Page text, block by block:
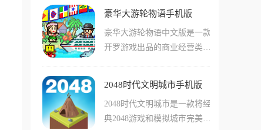
团、统治及剧本四大模式下的
者，需要经营自己的店铺并招
待前来就餐的顾客。游戏设计
了烹饪、建造等多种任务，提
可解锁的12个独立假期，还可
饰自己的商店。玩家需要为客
户制作各种口味的卷饼，例如
豪华大游轮物语手机版
豪华大游轮物语中文版是一款
开罗游戏出品的商业经营类手
往世界各地旅行。游戏采用经
典的像素画风,玩家可以在游
轮上建造各种娱乐设施、餐
2048时代文明城市手机版
2048时代文明城市是一款将经
典2048游戏和模拟城市完美融